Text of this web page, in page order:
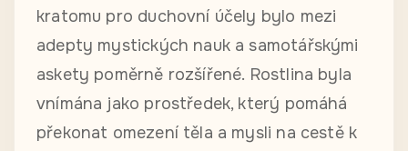
kratomu pro duchovní účely bylo mezi
adepty mystických nauk a samotářskými
askety poměrně rozšířené. Rostlina byla
vnímána jako prostředek, který pomáhá
překonat omezení těla a mysli na cestě k